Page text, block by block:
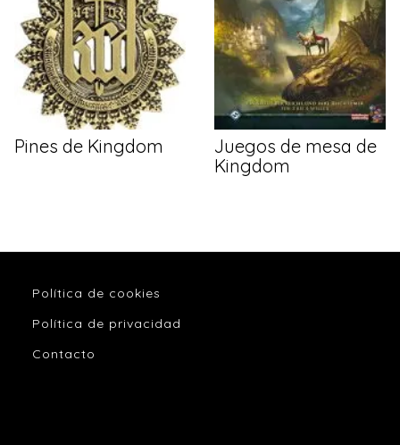
Pines de Kingdom
Juegos de mesa de
Kingdom
Política de cookies
Política de privacidad
Contacto